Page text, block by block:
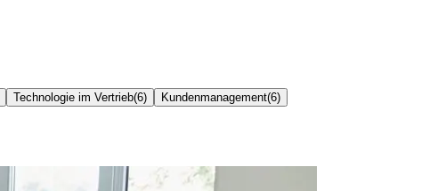
Technologie im Vertrieb(6) Kundenmanagement(6)